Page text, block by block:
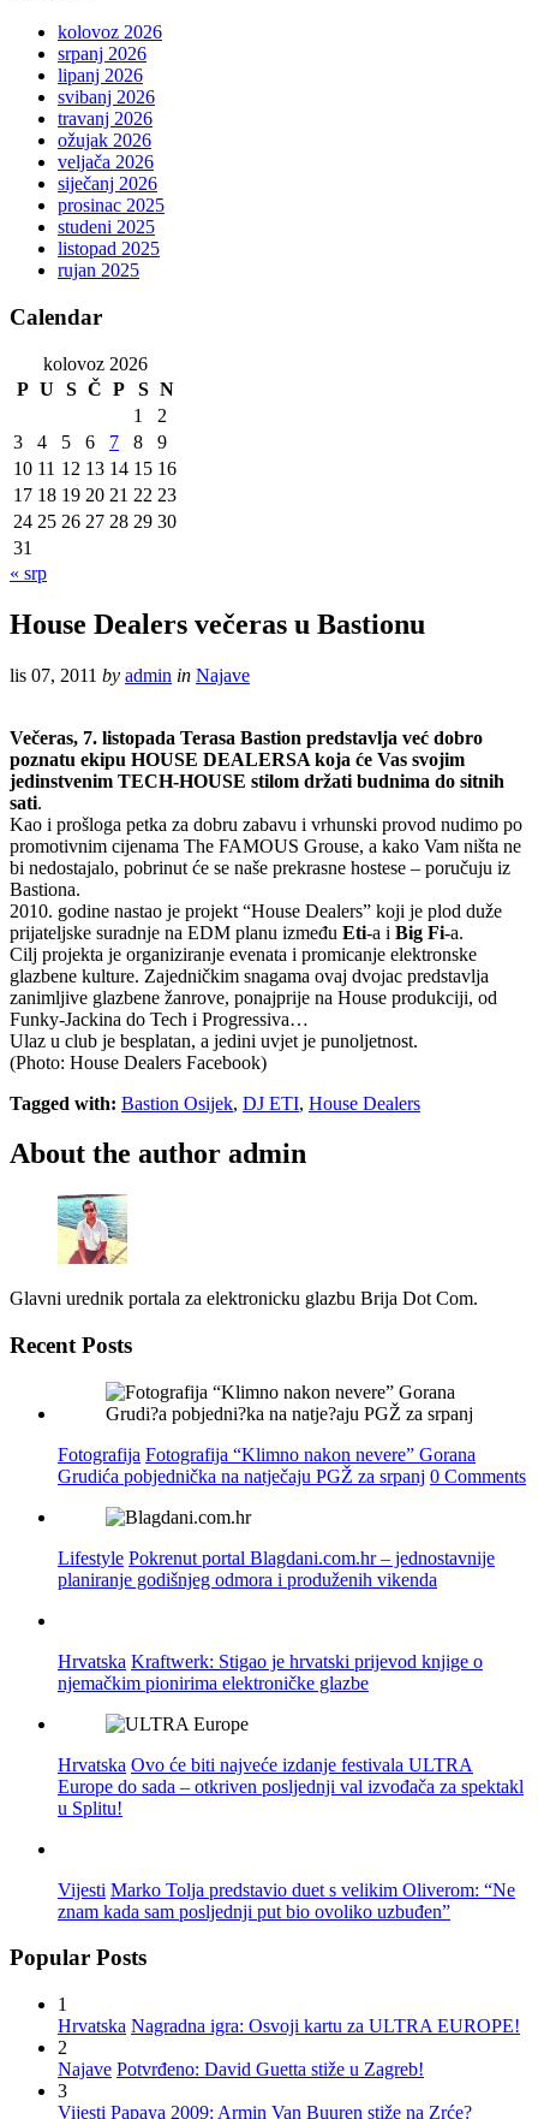
kolovoz 2026
srpanj 2026
lipanj 2026
svibanj 2026
travanj 2026
ožujak 2026
veljača 2026
siječanj 2026
prosinac 2025
studeni 2025
listopad 2025
rujan 2025
Calendar
kolovoz 2026
P U S Č P S N
1
2
3
4 5 6 7 8
9
10 11 12 13 14 15 16
17 18 19 20 21 22 23
24 25 26 27 28 29 30
31
« srp
House Dealers večeras u Bastionu
lis 07, 2011 by admin in Najave
Večeras, 7. listopada Terasa Bastion predstavlja već dobro
poznatu ekipu HOUSE DEALERSA koja će Vas svojim
jedinstvenim TECH-HOUSE stilom držati budnima do sitnih
sati.
Kao i prošloga petka za dobru zabavu i vrhunski provod nudimo po
promotivnim cijenama The FAMOUS Grouse, a kako Vam ništa ne
bi nedostajalo, pobrinut će se naše prekrasne hostese – poručuju iz
Bastiona.
2010. godine nastao je projekt “House Dealers” koji je plod duže
prijateljske suradnje na EDM planu između Eti-a i Big Fi-a.
Cilj projekta je organiziranje evenata i promicanje elektronske
glazbene kulture. Zajedničkim snagama ovaj dvojac predstavlja
zanimljive glazbene žanrove, ponajprije na House produkciji, od
Funky-Jackina do Tech i Progressiva…
Ulaz u club je besplatan, a jedini uvjet je punoljetnost.
(Photo: House Dealers Facebook)
Tagged with: Bastion Osijek, DJ ETI, House Dealers
About the author admin
Glavni urednik portala za elektronicku glazbu Brija Dot Com.
Recent Posts
Fotografija Fotografija “Klimno nakon nevere” Gorana
Grudića pobjednička na natječaju PGŽ za srpanj 0 Comments
Lifestyle Pokrenut portal Blagdani.com.hr – jednostavnije
planiranje godišnjeg odmora i produženih vikenda
Hrvatska Kraftwerk: Stigao je hrvatski prijevod knjige o
njemačkim pionirima elektroničke glazbe
Hrvatska Ovo će biti najveće izdanje festivala ULTRA
Europe do sada – otkriven posljednji val izvođača za spektakl
u Splitu!
Vijesti Marko Tolja predstavio duet s velikim Oliverom: “Ne
znam kada sam posljednji put bio ovoliko uzbuđen”
Popular Posts
1
Hrvatska Nagradna igra: Osvoji kartu za ULTRA EUROPE!
2
Najave Potvrđeno: David Guetta stiže u Zagreb!
3
Vijesti Papaya 2009: Armin Van Buuren stiže na Zrće?